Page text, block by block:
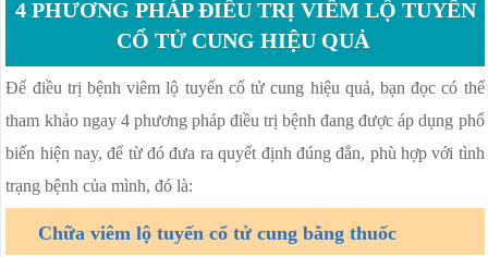
4 PHƯƠNG PHÁP ĐIỀU TRỊ VIÊM LỘ TUYẾN
CỔ TỬ CUNG HIỆU QUẢ
Để điều trị bệnh viêm lộ tuyến cổ tử cung hiệu quả, bạn đọc có thể
tham khảo ngay 4 phương pháp điều trị bệnh đang được áp dụng phổ
biến hiện nay, để từ đó đưa ra quyết định đúng đắn, phù hợp với tình
trạng bệnh của mình, đó là:
Chữa viêm lộ tuyến cổ tử cung bằng thuốc